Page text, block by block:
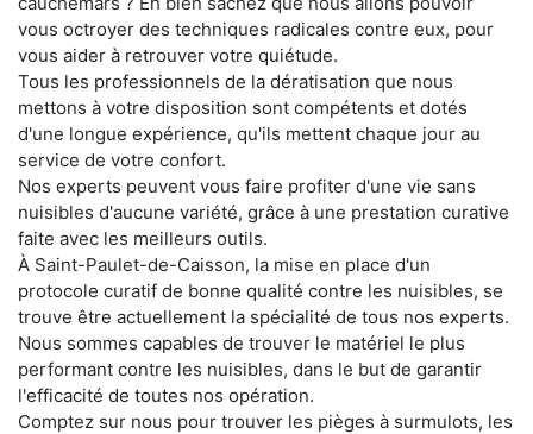
vous octroyer des techniques radicales contre eux, pour
vous aider à retrouver votre quiétude.
Tous les professionnels de la dératisation que nous
mettons à votre disposition sont compétents et dotés
d'une longue expérience, qu'ils mettent chaque jour au
service de votre confort.
Nos experts peuvent vous faire profiter d'une vie sans
nuisibles d'aucune variété, grâce à une prestation curative
faite avec les meilleurs outils.
À Saint-Paulet-de-Caisson, la mise en place d'un
protocole curatif de bonne qualité contre les nuisibles, se
trouve être actuellement la spécialité de tous nos experts.
Nous sommes capables de trouver le matériel le plus
performant contre les nuisibles, dans le but de garantir
l'efficacité de toutes nos opération.
Comptez sur nous pour trouver les pièges à surmulots, les